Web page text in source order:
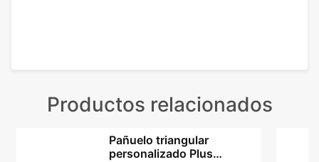
Productos relacionados
Pañuelo triangular
personalizado Plus